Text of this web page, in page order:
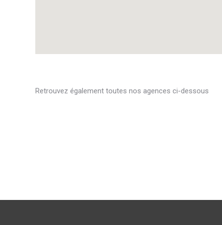
Retrouvez également toutes nos agences ci-dessous